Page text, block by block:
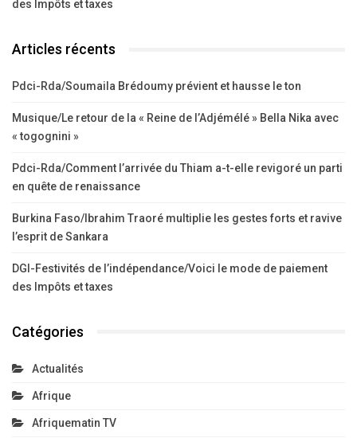
des Impôts et taxes
Articles récents
Pdci-Rda/Soumaila Brédoumy prévient et hausse le ton
Musique/Le retour de la « Reine de l’Adjémélé » Bella Nika avec
« togognini »
Pdci-Rda/Comment l’arrivée du Thiam a-t-elle revigoré un parti
en quête de renaissance
Burkina Faso/Ibrahim Traoré multiplie les gestes forts et ravive
l’esprit de Sankara
DGI-Festivités de l’indépendance/Voici le mode de paiement
des Impôts et taxes
Catégories
Actualités
Afrique
Afriquematin TV